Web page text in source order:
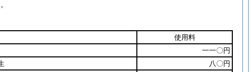
使用料
一一〇円
八〇円